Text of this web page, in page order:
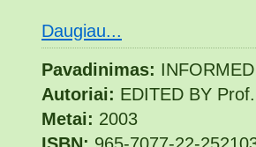
Daugiau...
Pavadinimas:
Autoriai: EDITED BY
Metai: 2003